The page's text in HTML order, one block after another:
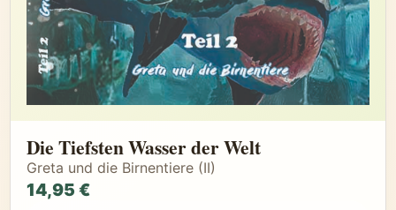
Die Tiefsten Wasser der Welt
Greta und die Birnentiere (II)
14,95 €